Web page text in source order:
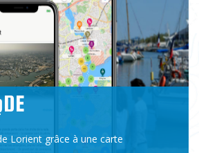
Lorient grâce à une carte